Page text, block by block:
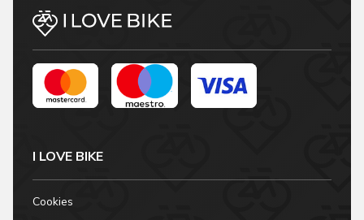
I LOVE BIKE
Cookies